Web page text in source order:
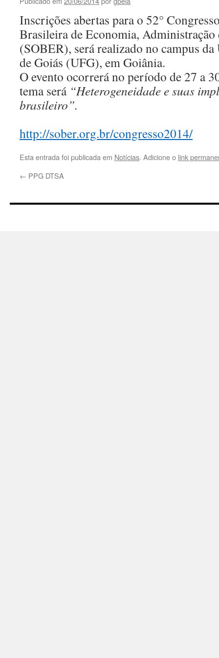
Inscrições abertas para o 52°
Brasileira de Economia,
(SOBER), será realizado no campus
de Goiás (UFG), em Goiânia.
O evento ocorrerá no período de 27 a
tema será “Heterogeneidade e suas
brasileiro”.
http://sober.org.br/congresso2014/
Esta entrada foi publicada em Notícias. Adicione o link
← PPG DTSA